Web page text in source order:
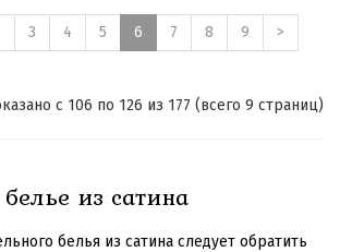
3 4 5 6 7 8 9
>
с 106 по 126 из 177 (всего 9 страниц)
из сатина
белья из сатина следует обратить